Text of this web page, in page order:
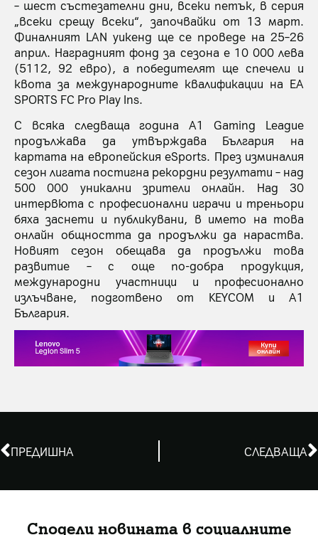
– шест състезателни дни, всеки петък, в серия
„всеки срещу всеки“, започвайки от 13 март.
Финалният LAN уикенд ще се проведе на 25–26
април. Наградният фонд за сезона е 10 000 лева
(5112, 92 евро), а победителят ще спечели и
квота за международните квалификации на EA
SPORTS FC Pro Play Ins.
С всяка следваща година A1 Gaming League
продължава да утвърждава България на
картата на европейския eSports. През изминалия
сезон лигата постигна рекордни резултати – над
500 000 уникални зрители онлайн. Над 30
интервюта с професионални играчи и треньори
бяха заснети и публикувани, в името на това
онлайн общността да продължи да нараства.
Новият сезон обещава да продължи това
развитие – с още по-добра продукция,
международни участници и професионално
излъчване, подготвено от KEYCOM и A1
България.
ПРЕДИШНА СЛЕДВАЩА
Сподели новината в социалните